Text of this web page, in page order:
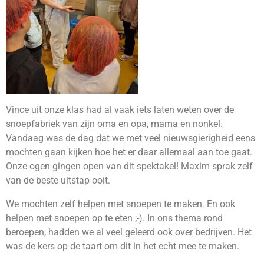
Vince uit onze klas had al vaak iets laten weten over de
snoepfabriek van zijn oma en opa, mama en nonkel.
Vandaag was de dag dat we met veel nieuwsgierigheid eens
mochten gaan kijken hoe het er daar allemaal aan toe gaat.
Onze ogen gingen open van dit spektakel! Maxim sprak zelf
van de beste uitstap ooit.
We mochten zelf helpen met snoepen te maken. En ook
helpen met snoepen op te eten ;-). In ons thema rond
beroepen, hadden we al veel geleerd ook over bedrijven. Het
was de kers op de taart om dit in het echt mee te maken.